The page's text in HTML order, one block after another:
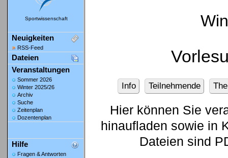
Sportwissenschaft
Neuigkeiten
RSS-Feed
Dateien
Veranstaltungen
Sommer 2026
Winter 2025/26
Archiv
Suche
Zeitenplan
Dozentenplan
Hilfe
Fragen & Antworten
Info Teilnehmende
Hier können Sie
hinaufladen sowie in
Dateien sind